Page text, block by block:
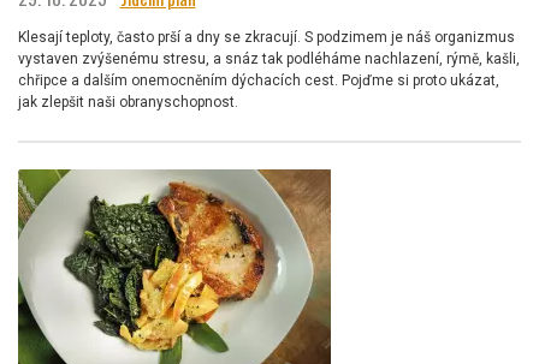
Klesají teploty, často prší a dny se zkracují. S podzimem je náš organizmus
vystaven zvýšenému stresu, a snáz tak podléháme nachlazení, rýmě, kašli,
chřipce a dalším onemocněním dýchacích cest. Pojďme si proto ukázat,
jak zlepšit naši obranyschopnost.